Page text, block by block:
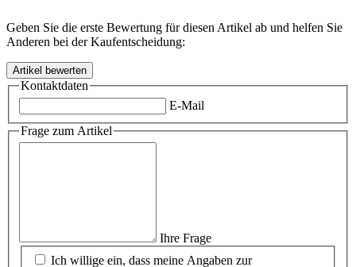
Geben Sie die erste Bewertung für diesen Artikel ab und helfen Sie
Anderen bei der Kaufentscheidung:
Kontaktdaten
E-Mail
Frage zum Artikel
Ihre Frage
Ich willige ein, dass meine Angaben zur